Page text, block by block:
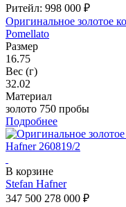
Ритейл: 998 000 ₽
Оригинальное золотое
Pomellato
Размер
16.75
Вес (г)
32.02
Материал
золото 750 пробы
Подробнее
В корзине
Stefan Hafner
347 500 278 000 ₽